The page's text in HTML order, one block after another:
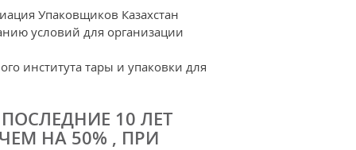
Упаковщиков Казахстан
условий для организации
института тары и упаковки для
10 ЛЕТ
НА 50% , ПРИ